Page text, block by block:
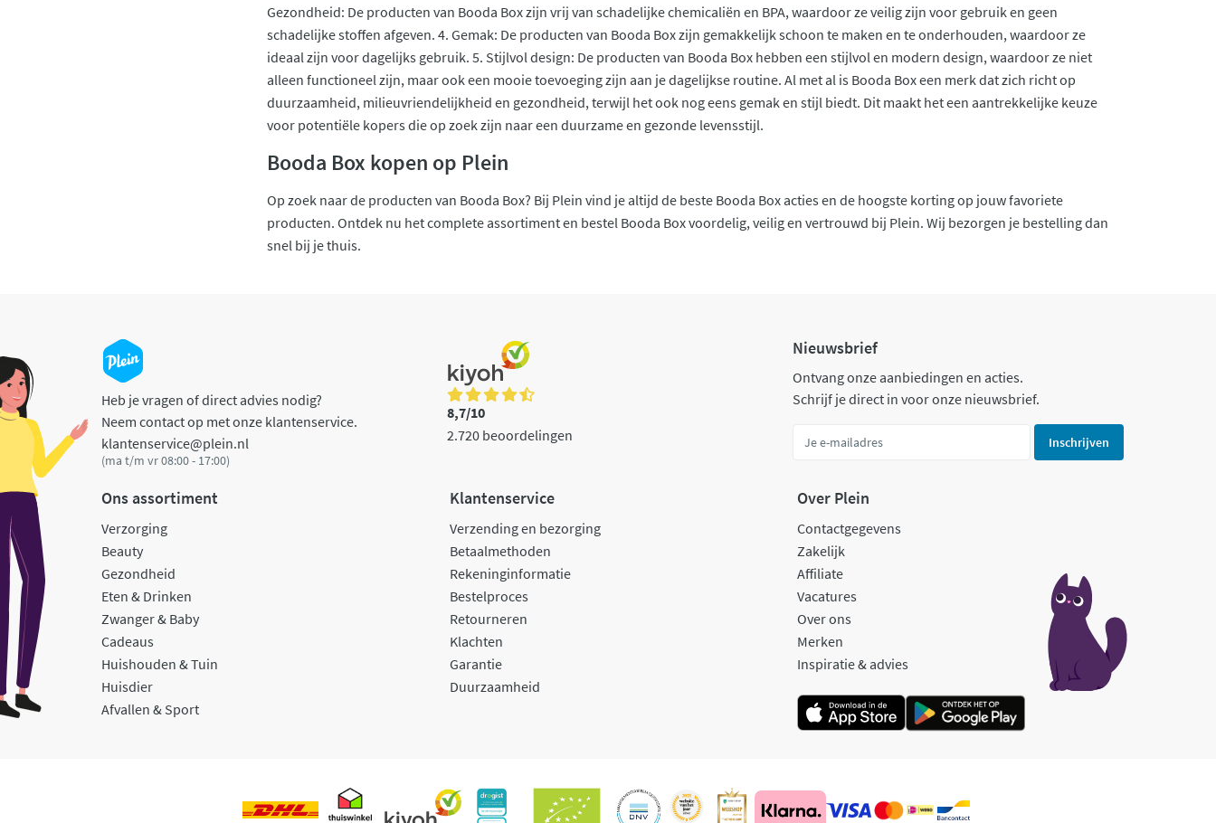
Gezondheid: De producten van Booda Box zijn vrij van schadelijke chemicaliën en BPA, waardoor ze veilig zijn voor gebruik en geen
schadelijke stoffen afgeven. 4. Gemak: De producten van Booda Box zijn gemakkelijk schoon te maken en te onderhouden, waardoor ze
ideaal zijn voor dagelijks gebruik. 5. Stijlvol design: De producten van Booda Box hebben een stijlvol en modern design, waardoor ze niet
alleen functioneel zijn, maar ook een mooie toevoeging zijn aan je dagelijkse routine. Al met al is Booda Box een merk dat zich richt op
duurzaamheid, milieuvriendelijkheid en gezondheid, terwijl het ook nog eens gemak en stijl biedt. Dit maakt het een aantrekkelijke keuze
voor potentiële kopers die op zoek zijn naar een duurzame en gezonde levensstijl.
Booda Box kopen op Plein
Op zoek naar de producten van Booda Box? Bij Plein vind je altijd de beste Booda Box acties en de hoogste korting op jouw favoriete
producten. Ontdek nu het complete assortiment en bestel Booda Box voordelig, veilig en vertrouwd bij Plein. Wij bezorgen je bestelling dan
snel bij je thuis.
Heb je vragen of direct advies nodig?
Neem contact op met onze klantenservice.
klantenservice@plein.nl
(ma t/m vr 08:00 - 17:00)
8,7/10
2.720 beoordelingen
Nieuwsbrief
Ontvang onze aanbiedingen en acties.
Schrijf je direct in voor onze nieuwsbrief.
Inschrijven
Ons assortiment
Verzorging
Beauty
Gezondheid
Eten & Drinken
Zwanger & Baby
Cadeaus
Huishouden & Tuin
Huisdier
Afvallen & Sport
Klantenservice
Verzending en bezorging
Betaalmethoden
Rekeninginformatie
Bestelproces
Retourneren
Klachten
Garantie
Duurzaamheid
Over Plein
Contactgegevens
Zakelijk
Affiliate
Vacatures
Over ons
Merken
Inspiratie & advies